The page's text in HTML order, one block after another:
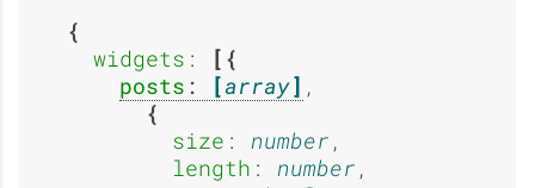
a
s
widgets :
posts : array
,
size : number ,
length : number ,